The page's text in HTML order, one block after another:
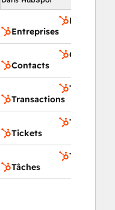
Entreprises
Contacts
Contacts
Transactions
Tickets
Tickets
Tâches
Tâches